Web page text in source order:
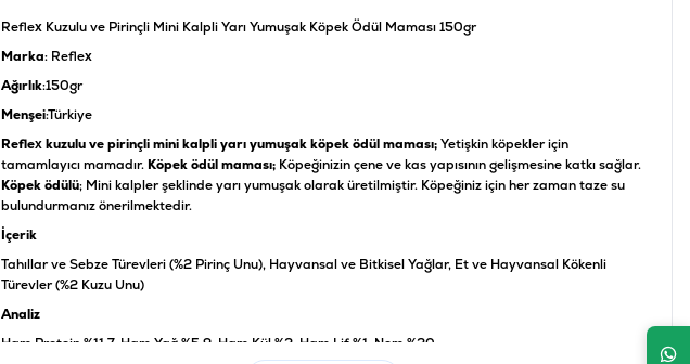
Reflex Kuzulu ve Pirinçli Mini Kalpli Yarı Yumuşak Köpek Ödül Maması 150gr
Marka: Reflex
Ağırlık:150gr
Menşei:Türkiye
Reflex kuzulu ve pirinçli mini kalpli yarı yumuşak köpek ödül maması;Yetişkin köpekler için
tamamlayıcı mamadır. Köpek ödül maması; Köpeğinizin çene ve kas yapısının gelişmesine katkı sağlar.
Köpek ödülü; Mini kalpler şeklinde yarı yumuşak olarak üretilmiştir. Köpeğiniz için her zaman taze su
bulundurmanız önerilmektedir.
İçerik
Tahıllar ve Sebze Türevleri (%2 Pirinç Unu), Hayvansal ve Bitkisel Yağlar, Et ve Hayvansal Kökenli
Türevler (%2 Kuzu Unu)
Analiz
Ham Protein %11,7, Ham Yağ %5,9, Ham Kül %2, Ham Lif %1, Nem %20